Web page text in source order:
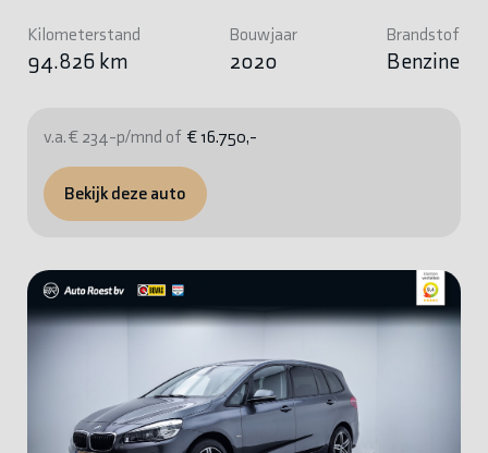
Kilometerstand
94.826 km
Bouwjaar
2020
Brandstof
Benzine
v.a. € 234-p/mnd of € 16.750,-
Bekijk deze auto